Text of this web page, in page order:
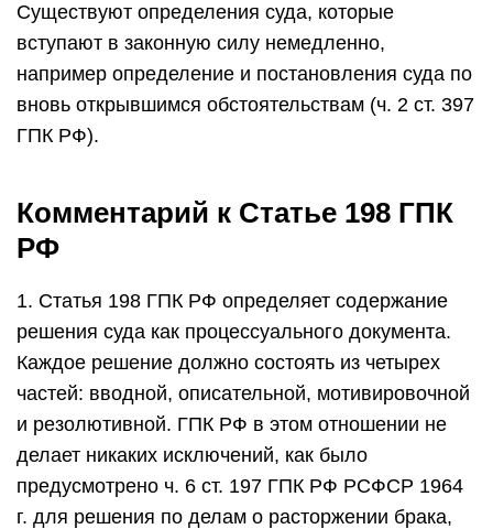
Существуют определения суда, которые
вступают в законную силу немедленно,
например определение и постановления суда по
вновь открывшимся обстоятельствам (ч. 2 ст. 397
ГПК РФ).
Комментарий к Статье 198 ГПК
РФ
1. Статья 198 ГПК РФ определяет содержание
решения суда как процессуального документа.
Каждое решение должно состоять из четырех
частей: вводной, описательной, мотивировочной
и резолютивной. ГПК РФ в этом отношении не
делает никаких исключений, как было
предусмотрено ч. 6 ст. 197 ГПК РФ РСФСР 1964
г. для решения по делам о расторжении брака,